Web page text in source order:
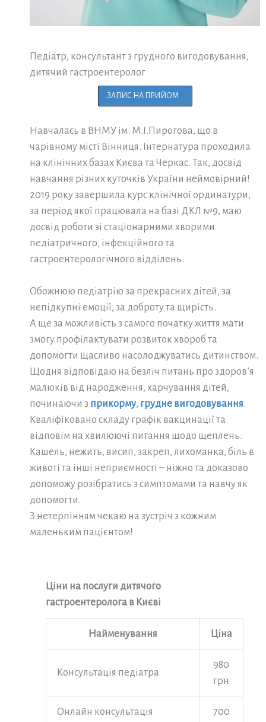
Педіатр, консультант з грудного вигодовування,
дитячий гастроентеролог
ЗАПИС НА ПРИЙОМ
Навчалась в ВНМУ ім. М.І.Пирогова, що в
чарівному місті Вінниця. Інтернатура проходила
на клінічних базах Києва та Черкас. Так, досвід
навчання різних куточків України неймовірний!
2019 року завершила курс клінічної ординатури,
за період якої працювала на базі ДКЛ №9, маю
досвід роботи зі стаціонарними хворими
педіатричного, інфекційного та
гастроентерологічного відділень.
Обожнюю педіатрію за прекрасних дітей, за
непідкупні емоції, за доброту та щирість.
А ще за можливість з самого початку життя мати
змогу профілактувати розвиток хвороб та
допомогти щасливо насолоджуватись дитинством.
Щодня відповідаю на безліч питань про здоров’я
малюків від народження, харчування дітей,
починаючи з прикорму, грудне вигодовування.
Кваліфіковано складу графік вакцинації та
відповім на хвилюючі питання щодо щеплень.
Кашель, нежить, висип, закреп, лихоманка, біль в
животі та інші неприємності – ніжно та доказово
допоможу розібратись з симптомами та навчу як
допомогти.
З нетерпінням чекаю на зустріч з кожним
маленьким пацієнтом!
Ціни на послуги дитячого
гастроентеролога в Києві
Найменування Ціна
Консультація педіатра
980
грн
Онлайн консультація
700